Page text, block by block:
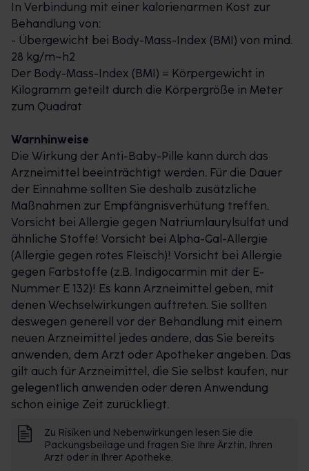
Reduziert die Fettaufnahme
Verringert die Kalorienzufuhr
Beschleunigt den Diät-Effekt
Weniger Fett aufnehmen
Orlistat HEXAL® 60 mg wirkt als Fettblocker und
Darm-Trakt diejenigen Enzyme, die Fett spalten.
Fett das nicht gespalten wird, wird vom Körper auch
nicht aufgenommen und nicht in Fettzellen
gespeichert. Bei der Einnahme von Orlistat HEXAL®
gelangt circa 25 % des in der Nahrung enthaltenen
Fettes nicht in den Körper. Das unverdaute Fett wird
auf natürlichem Weg ausgeschieden. Das führt auf
längere Sicht zu einer Gewichtsabnahme. Blutfett-
und Cholesterinwerte, sowie Blutdruck werden
ebenfalls positiv beeinflusst.
ANWENDUNG UND EINNAHME:
Dreimal täglich eine Kapsel Orlistat HEXAL® 60 mg
unmittelbar vor, während oder bis zu 1 Stunde
nach jeder Hauptmahlzeit mit etwas Wasser
einnehmen.
Die empfohlene Fettmenge im Rahmen der Diät
sollte gleichmäßig auf die drei
kalorienreduzierten Mahlzeiten verteilt sein.
In Verbindung mit einer kalorienarmen Kost zur
Behandlung von:
- Übergewicht bei Body-Mass-Index (BMI) von mind.
28 kg/m~h2
Der Body-Mass-Index (BMI) = Körpergewicht in
Kilogramm geteilt durch die Körpergröße in Meter
zum Quadrat
Warnhinweise
Die Wirkung der Anti-Baby-Pille kann durch das
Arzneimittel beeinträchtigt werden. Für die Dauer
der Einnahme sollten Sie deshalb zusätzliche
Maßnahmen zur Empfängnisverhütung treffen.
Vorsicht bei Allergie gegen Natriumlaurylsulfat und
ähnliche Stoffe! Vorsicht bei Alpha-Gal-Allergie
(Allergie gegen rotes Fleisch)! Vorsicht bei Allergie
gegen Farbstoffe (z.B. Indigocarmin mit der E-
Nummer E 132)! Es kann Arzneimittel geben, mit
denen Wechselwirkungen auftreten. Sie sollten
deswegen generell vor der Behandlung mit einem
neuen Arzneimittel jedes andere, das Sie bereits
anwenden, dem Arzt oder Apotheker angeben. Das
gilt auch für Arzneimittel, die Sie selbst kaufen, nur
gelegentlich anwenden oder deren Anwendung
schon einige Zeit zurückliegt.
Zu Risiken und Nebenwirkungen lesen Sie die
Packungsbeilage und fragen Sie Ihre Ärztin, Ihren
Arzt oder in Ihrer Apotheke.